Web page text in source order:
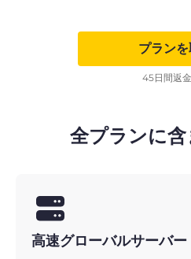
プラン
45日間返
全プランに
高速グローバルサーバー